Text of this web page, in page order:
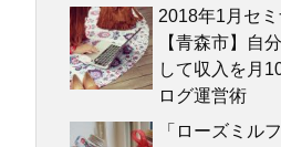
2018年1月セミ
【青森市】自
して収入を月
ログ運営術
「ローズミル